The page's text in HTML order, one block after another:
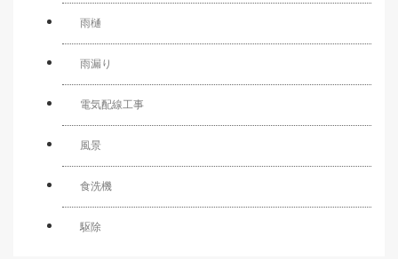
雨樋
雨漏り
電気配線工事
風景
食洗機
駆除